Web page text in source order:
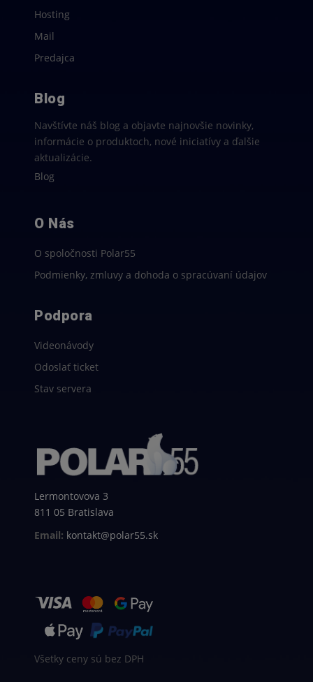
Hosting
Mail
Predajca
Blog
Navštívte náš blog a objavte najnovšie novinky,
informácie o produktoch, nové iniciatívy a ďalšie
aktualizácie.
Blog
O Nás
O spoločnosti Polar55
Podmienky, zmluvy a dohoda o spracúvaní údajov
Podpora
Videonávody
Odoslať ticket
Stav servera
Lermontovova 3
811 05 Bratislava
Email: kontakt@polar55.sk
Všetky ceny sú bez DPH